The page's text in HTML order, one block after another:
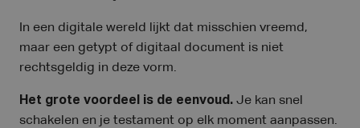
In een digitale wereld lijkt dat misschien vreemd,
maar een getypt of digitaal document is niet
rechtsgeldig in deze vorm.
Het grote voordeel is de eenvoud. Je kan snel
schakelen en je testament op elk moment aanpassen.